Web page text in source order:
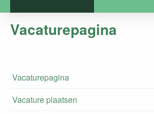
Vacaturepagina
Vacaturepagina
Vacature plaatsen